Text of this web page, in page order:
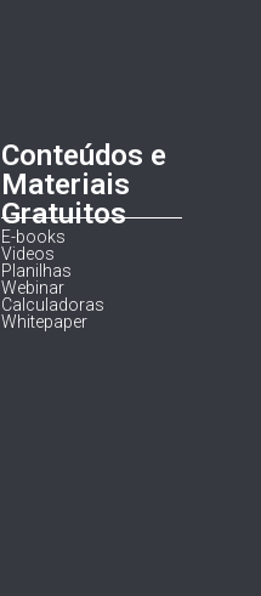
Conteúdos e
Materiais
Gratuitos
E-books
Videos
Planilhas
Webinar
Calculadoras
Whitepaper